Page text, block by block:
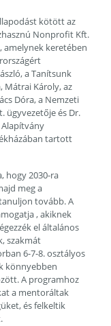
kötött az
Nonprofit Kft.
amelynek keretében
a Tanítsunk
Mátrai Károly, az
Dóra, a Nemzeti
ügyvezetője és Dr.
tartott
hogy 2030-ra
meg a
tovább. A
, akiknek
el általános
szakmát
6-7-8. osztályos
könnyebben
A programhoz
a mentoráltak
és felkeltik